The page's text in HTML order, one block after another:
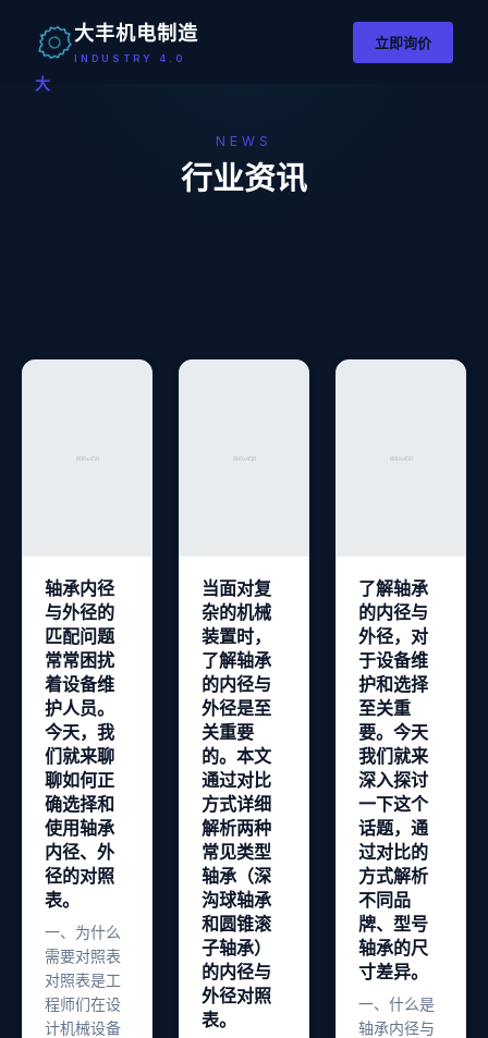
大
大丰机电制造
INDUSTRY 4.0
立即询价
NEWS
行业资讯
轴承内径
与外径的
匹配问题
常常困扰
着设备维
护人员。
今天，我
们就来聊
聊如何正
确选择和
使用轴承
内径、外
径的对照
表。
一、为什么
需要对照表
对照表是工
程师们在设
计机械设备
当面对复
杂的机械
装置时，
了解轴承
的内径与
外径是至
关重要
的。本文
通过对比
方式详细
解析两种
常见类型
轴承（深
沟球轴承
和圆锥滚
子轴承）
的内径与
外径对照
表。
了解轴承
的内径与
外径，对
于设备维
护和选择
至关重
要。今天
我们就来
深入探讨
一下这个
话题，通
过对比的
方式解析
不同品
牌、型号
轴承的尺
寸差异。
一、什么是
轴承内径与